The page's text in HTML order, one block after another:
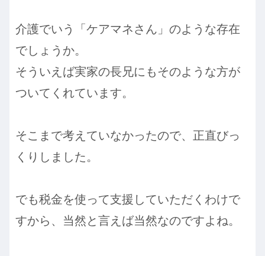
介護でいう「ケアマネさん」のような存在
でしょうか。
そういえば実家の長兄にもそのような方が
ついてくれています。
そこまで考えていなかったので、正直びっ
くりしました。
でも税金を使って支援していただくわけで
すから、当然と言えば当然なのですよね。